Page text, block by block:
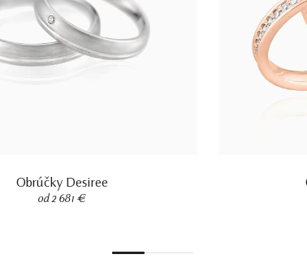
Obrúčky Desiree
od 2 681 €